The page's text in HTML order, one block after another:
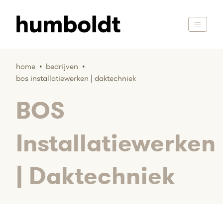
home • bedrijven •
bos installatiewerken | daktechniek
BOS
Installatiewerken
| Daktechniek